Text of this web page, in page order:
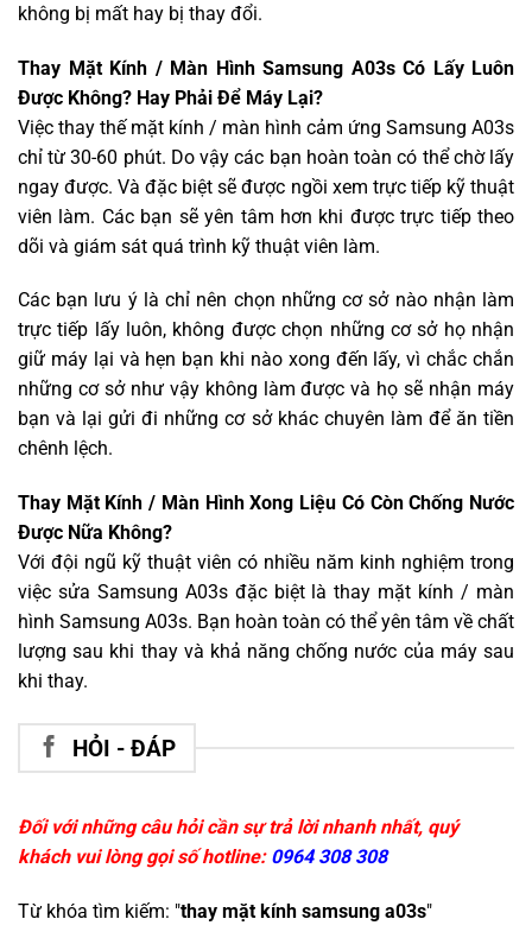
không bị mất hay bị thay đổi.
Thay Mặt Kính / Màn Hình Samsung A03s Có Lấy Luôn
Được Không? Hay Phải Để Máy Lại?
Việc thay thế mặt kính / màn hình cảm ứng Samsung A03s
chỉ từ 30-60 phút. Do vậy các bạn hoàn toàn có thể chờ lấy
ngay được. Và đặc biệt sẽ được ngồi xem trực tiếp kỹ thuật
viên làm. Các bạn sẽ yên tâm hơn khi được trực tiếp theo
dõi và giám sát quá trình kỹ thuật viên làm.
Các bạn lưu ý là chỉ nên chọn những cơ sở nào nhận làm
trực tiếp lấy luôn, không được chọn những cơ sở họ nhận
giữ máy lại và hẹn bạn khi nào xong đến lấy, vì chắc chắn
những cơ sở như vậy không làm được và họ sẽ nhận máy
bạn và lại gửi đi những cơ sở khác chuyên làm để ăn tiền
chênh lệch.
Thay Mặt Kính / Màn Hình Xong Liệu Có Còn Chống Nước
Được Nữa Không?
Với đội ngũ kỹ thuật viên có nhiều năm kinh nghiệm trong
việc sửa Samsung A03s đặc biệt là thay mặt kính / màn
hình Samsung A03s. Bạn hoàn toàn có thể yên tâm về chất
lượng sau khi thay và khả năng chống nước của máy sau
khi thay.
HỎI - ĐÁP
Đối với những câu hỏi cần sự trả lời nhanh nhất, quý
khách vui lòng gọi số hotline: 0964 308 308
Từ khóa tìm kiếm: "thay mặt kính samsung a03s"